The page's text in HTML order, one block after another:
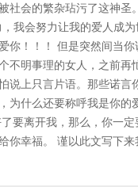
会的繁杂玷污了这神圣
我会努力让我的爱人成
！！！ 但是突然间当
明事理的女人，之前
上只言片语。那些诺言
什么还要称呼我是你
要离开我，那么，你一
幸福。 谨以此文写下